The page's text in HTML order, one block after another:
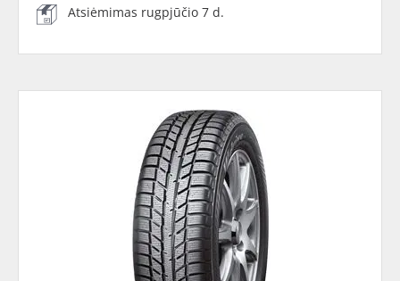
Atsiėmimas rugpjūčio 7 d.